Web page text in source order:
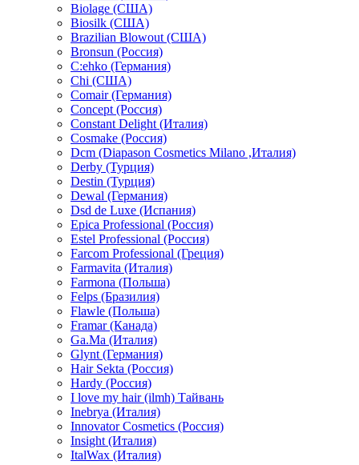
Biolage (США)
Biosilk (США)
Brazilian Blowout (США)
Bronsun (Россия)
C:ehko (Германия)
Chi (США)
Comair (Германия)
Concept (Россия)
Constant Delight (Италия)
Cosmake (Россия)
Dcm (Diapason Cosmetics Milano ,Италия)
Derby (Турция)
Destin (Турция)
Dewal (Германия)
Dsd de Luxe (Испания)
Epica Professional (Россия)
Estel Professional (Россия)
Farcom Professional (Греция)
Farmavita (Италия)
Farmona (Польша)
Felps (Бразилия)
Flawle (Польша)
Framar (Канада)
Ga.Ma (Италия)
Glynt (Германия)
Hair Sekta (Россия)
Hardy (Россия)
I love my hair (ilmh) Тайвань
Inebrya (Италия)
Innovator Cosmetics (Россия)
Insight (Италия)
ItalWax (Италия)